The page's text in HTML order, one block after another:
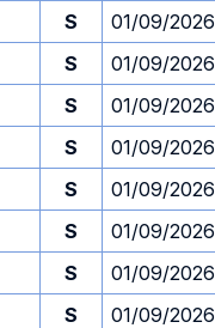
S 01/09/2026
S 01/09/2026
S 01/09/2026
S 01/09/2026
S 01/09/2026
S 01/09/2026
S 01/09/2026
S 01/09/2026